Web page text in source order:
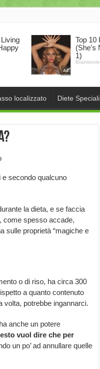
localizzato Diete Speciali
secondo qualcuno
la dieta, e se faccia
come spesso accade,
sulle proprietà “magiche e
o di riso, ha circa 300
a quanto contenuto
volta, potrebbe ingannarci.
anche un potere
vuol dire che per
un po’ ad annullare quelle